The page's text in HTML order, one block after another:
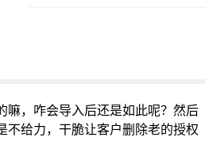
嘛，咋会导入后还是如此呢？然后
不给力，干脆让客户删除老的授权